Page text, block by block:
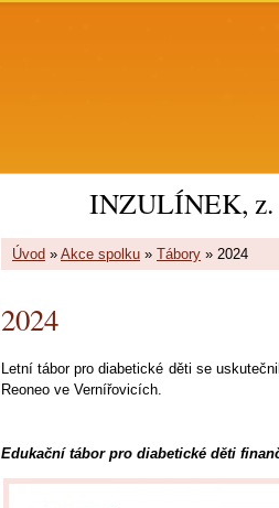
INZULÍNEK, z.
Úvod » Akce spolku » Tábory » 2024
2024
Letní tábor pro diabetické děti se
Reoneo ve Vernířovicích.
Edukační tábor pro diabetické děti